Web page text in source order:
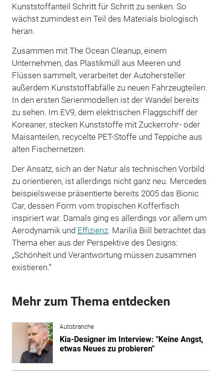
Kunststoffanteil Schritt für Schritt zu senken. So
wächst zumindest ein Teil des Materials biologisch
heran.
Zusammen mit The Ocean Cleanup, einem
Unternehmen, das Plastikmüll aus Meeren und
Flüssen sammelt, verarbeitet der Autohersteller
außerdem Kunststoffabfälle zu neuen Fahrzeugteilen.
In den ersten Serienmodellen ist der Wandel bereits
zu sehen. Im EV9, dem elektrischen Flaggschiff der
Koreaner, stecken Kunststoffe mit Zuckerrohr- oder
Maisanteilen, recycelte PET-Stoffe und Teppiche aus
alten Fischernetzen.
Der Ansatz, sich an der Natur als technischen Vorbild
zu orientieren, ist allerdings nicht ganz neu. Mercedes
beispielsweise präsentierte bereits 2005 das Bionic
Car, dessen Form vom tropischen Kofferfisch
inspiriert war. Damals ging es allerdings vor allem um
Aerodynamik und Effizienz. Marilia Biill betrachtet das
Thema eher aus der Perspektive des Designs:
„Schönheit und Verantwortung müssen zusammen
existieren.“
Mehr zum Thema entdecken
Autobranche
Kia-Designer im Interview: "Keine Angst,
etwas Neues zu probieren"